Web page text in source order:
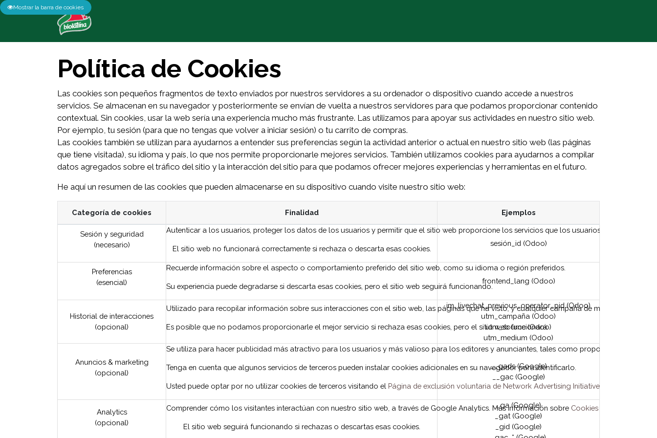
Política de Cookies
Las cookies son pequeños fragmentos de texto enviados por nuestros servidores a su ordenador o dispositivo cuando accede a nuestros
servicios. Se almacenan en su navegador y posteriormente se envían de vuelta a nuestros servidores para que podamos proporcionar contenido
contextual. Sin cookies, usar la web sería una experiencia mucho más frustrante. Las utilizamos para apoyar sus actividades en nuestro sitio web.
Por ejemplo, tu sesión (para que no tengas que volver a iniciar sesión) o tu carrito de compras.
Las cookies también se utilizan para ayudarnos a entender sus preferencias según la actividad anterior o actual en nuestro sitio web (las páginas
que tiene visitada), su idioma y país, lo que nos permite proporcionarle mejores servicios. También utilizamos cookies para ayudarnos a compilar
datos agregados sobre el tráfico del sitio y la interacción del sitio para que podamos ofrecer mejores experiencias y herramientas en el futuro.
He aquí un resumen de las cookies que pueden almacenarse en su dispositivo cuando visite nuestro sitio web:
Categoría de cookies Finalidad Ejemplos
Sesión y seguridad
(necesario)
Autenticar a los usuarios, proteger los datos de los usuarios y permitir que el sitio web proporcione los servicios que los usuarios esperan,
El sitio web no funcionará correctamente si rechaza o descarta esas cookies.
sesión_id (Odoo)
Preferencias
(esencial)
Recuerde información sobre el aspecto o comportamiento preferido del sitio web, como su idioma o región preferidos.
Su experiencia puede degradarse si descarta esas cookies, pero el sitio web seguirá funcionando.
frontend_lang (Odoo)
Historial de interacciones
(opcional)
Utilizado para recopilar información sobre sus interacciones con el sitio web, las páginas que ha visto, y cualquier campaña de marketing
Es posible que no podamos proporcionarle el mejor servicio si rechaza esas cookies, pero el sitio web funcionará.
im_livechat_previous_operator_pid (Odoo)
utm_campaña (Odoo)
utm_source (Odoo)
utm_medium (Odoo)
Anuncios & marketing
(opcional)
Se utiliza para hacer publicidad más atractivo para los usuarios y más valioso para los editores y anunciantes, tales como proporcionar
Tenga en cuenta que algunos servicios de terceros pueden instalar cookies adicionales en su navegador para identificarlo.
Usted puede optar por no utilizar cookies de terceros visitando el Página de exclusión voluntaria de Network Advertising Initiative
__gads (Google)
__gac (Google)
Analytics
(opcional)
Comprender cómo los visitantes interactúan con nuestro sitio web, a través de Google Analytics. Más información sobre Cookies analíticas e
El sitio web seguirá funcionando si rechazas o descartas esas cookies.
_ga (Google)
_gat (Google)
_gid (Google)
Mostrar la barra de cookies